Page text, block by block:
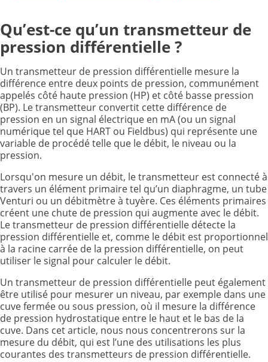
Qu’est-ce qu’un transmetteur de
pression différentielle ?
Un transmetteur de pression différentielle mesure la
différence entre deux points de pression, communément
appelés côté haute pression (HP) et côté basse pression
(BP). Le transmetteur convertit cette différence de
pression en un signal électrique en mA (ou un signal
numérique tel que HART ou Fieldbus) qui représente une
variable de procédé telle que le débit, le niveau ou la
pression.
Lorsqu'on mesure un débit, le transmetteur est connecté à
travers un élément primaire tel qu’un diaphragme, un tube
Venturi ou un débitmètre à tuyère. Ces éléments primaires
créent une chute de pression qui augmente avec le débit.
Le transmetteur de pression différentielle détecte la
pression différentielle et, comme le débit est proportionnel
à la racine carrée de la pression différentielle, on peut
utiliser le signal pour calculer le débit.
Un transmetteur de pression différentielle peut également
être utilisé pour mesurer un niveau, par exemple dans une
cuve fermée ou sous pression, où il mesure la différence
de pression hydrostatique entre le haut et le bas de la
cuve. Dans cet article, nous nous concentrerons sur la
mesure du débit, qui est l’une des utilisations les plus
courantes des transmetteurs de pression différentielle.